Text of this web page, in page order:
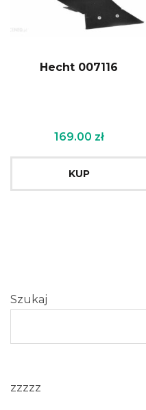
Hecht 007116
169.00 zł
KUP
Szukaj
zzzzz